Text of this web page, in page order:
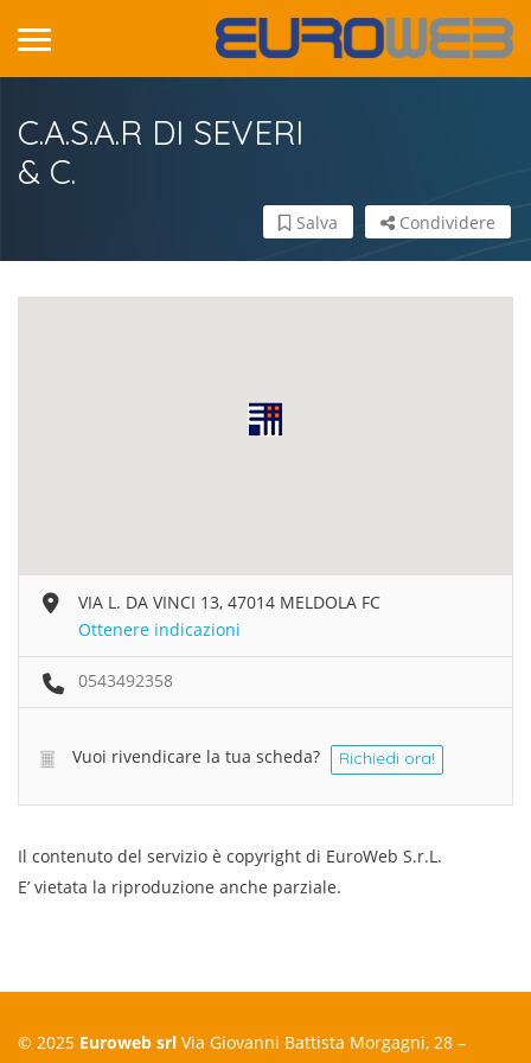
C.A.S.A.R DI SEVERI
& C.
Condividere
Salva
VIA L. DA VINCI 13, 47014 MELDOLA FC
Ottenere indicazioni
0543492358
Vuoi rivendicare la tua scheda? Richiedi ora!
Il contenuto del servizio è copyright di EuroWeb S.r.L.
E’ vietata la riproduzione anche parziale.
© 2025 Euroweb srl Via Giovanni Battista Morgagni, 28 –